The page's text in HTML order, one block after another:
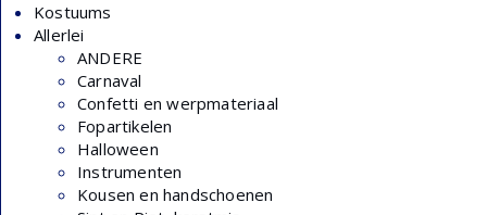
Kostuums
Allerlei
ANDERE
Carnaval
Confetti en werpmateriaal
Fopartikelen
Halloween
Instrumenten
Kousen en handschoenen